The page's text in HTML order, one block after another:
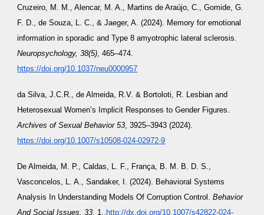
Cruzeiro, M. M., Alencar, M. A., Martins de Araújo, C., Gomide, G.
F. D., de Souza, L. C., & Jaeger, A. (2024). Memory for emotional
information in sporadic and Type 8 amyotrophic lateral sclerosis.
Neuropsychology, 38(5), 465–474.
https://doi.org/10.1037/neu0000957
da Silva, J.C.R., de Almeida, R.V. & Bortoloti, R. Lesbian and
Heterosexual Women’s Implicit Responses to Gender Figures.
Archives of Sexual Behavior 53, 3925–3943 (2024).
https://doi.org/10.1007/s10508-024-02972-9
De Almeida, M. P., Caldas, L. F., França, B. M. B. D. S.,
Vasconcelos, L. A., Sandaker, I. (2024). Behavioral Systems
Analysis In Understanding Models Of Corruption Control.Behavior
And Social Issues, 33, 1,. http://dx.doi.org/10.1007/s42822-024-